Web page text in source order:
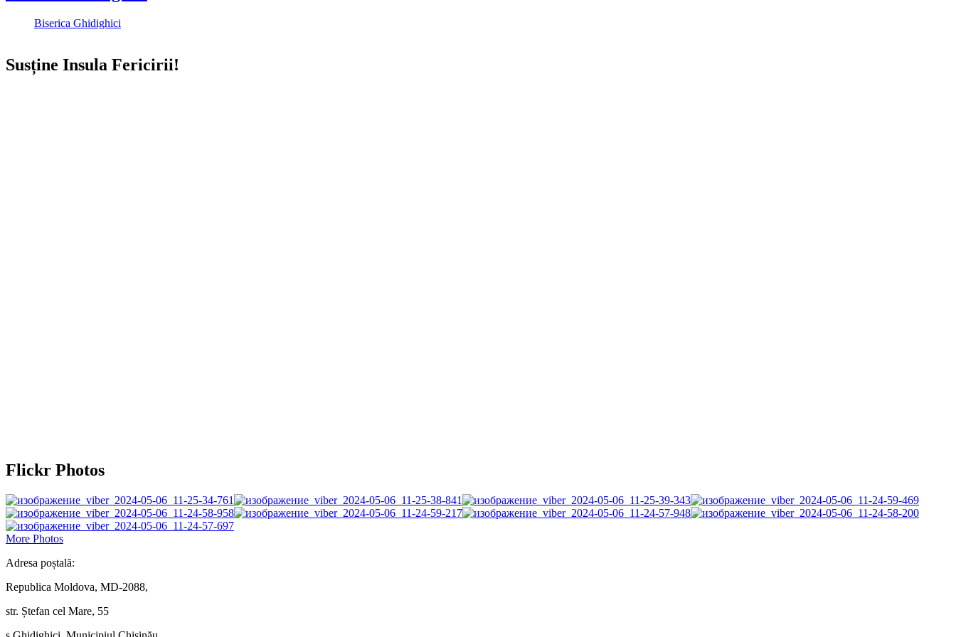
Biserica Ghidighici
Susține Insula Fericirii!
Flickr Photos
More Photos
Adresa poștală:
Republica Moldova, MD-2088,
str. Ștefan cel Mare, 55